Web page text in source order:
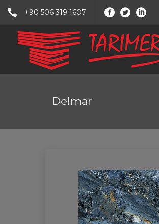
+90 506 319 1607
Delmar